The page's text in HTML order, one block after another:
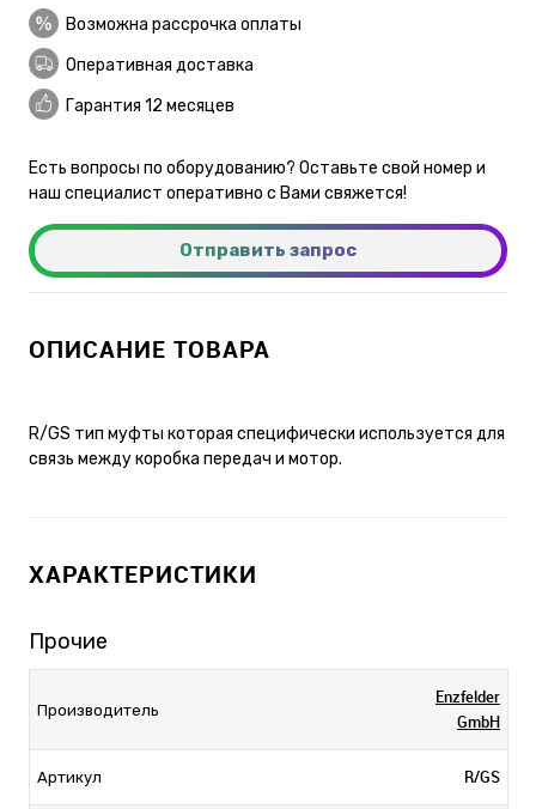
Возможна рассрочка оплаты
Оперативная доставка
Гарантия 12 месяцев
Есть вопросы по оборудованию? Оставьте свой номер и
наш специалист оперативно с Вами свяжется!
Отправить запрос
ОПИСАНИЕ ТОВАРА
R/GS тип муфты которая специфически используется для
связь между коробка передач и мотор.
ХАРАКТЕРИСТИКИ
Прочие
Производитель
Enzfelder
GmbH
Артикул R/GS